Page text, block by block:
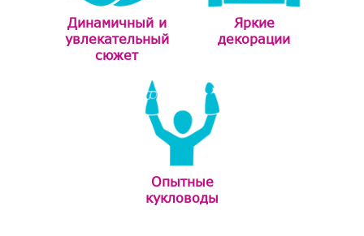
Динамичный и
увлекательный
сюжет
Яркие
декорации
Опытные
кукловоды